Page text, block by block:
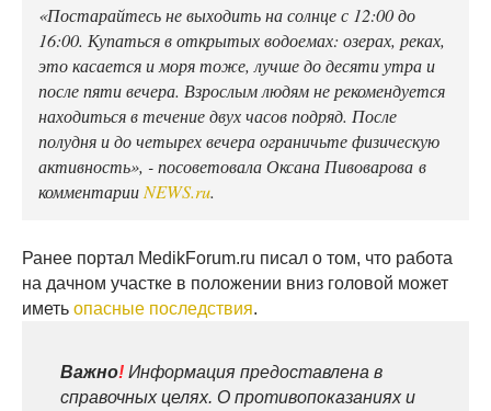
«Постарайтесь не выходить на солнце с 12:00 до
16:00. Купаться в открытых водоемах: озерах, реках,
это касается и моря тоже, лучше до десяти утра и
после пяти вечера. Взрослым людям не рекомендуется
находиться в течение двух часов подряд. После
полудня и до четырех вечера ограничьте физическую
активность», - посоветовала Оксана Пивоварова в
комментарии NEWS.ru.
Ранее портал MedikForum.ru писал о том, что работа
на дачном участке в положении вниз головой может
иметь опасные последствия.
Важно! Информация предоставлена в
справочных целях. О противопоказаниях и